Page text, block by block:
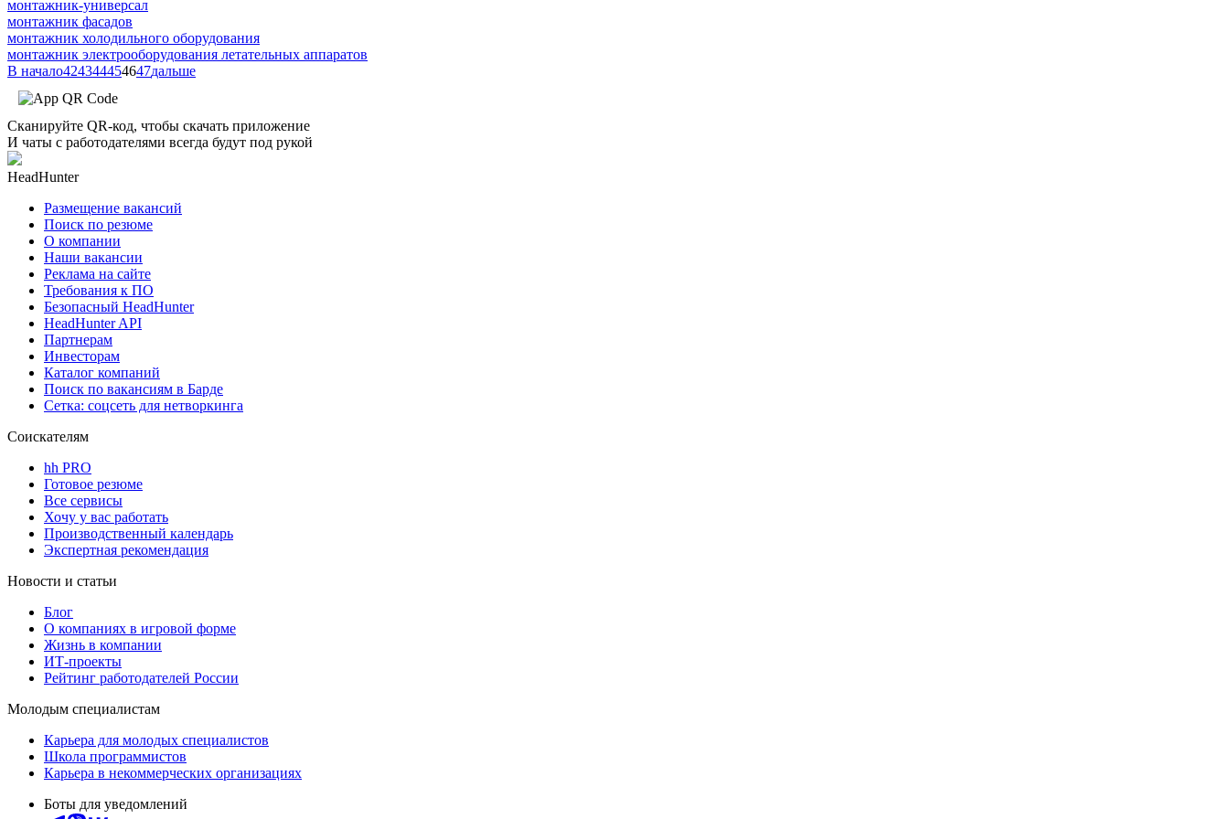
монтажник-универсал
монтажник фасадов
монтажник холодильного оборудования
монтажник электрооборудования летательных аппаратов
В начало424344454647дальше
Сканируйте QR-код, чтобы скачать приложение
И чаты с работодателями всегда будут под рукой
HeadHunter
Размещение вакансий
Поиск по резюме
О компании
Наши вакансии
Реклама на сайте
Требования к ПО
Безопасный HeadHunter
HeadHunter API
Партнерам
Инвесторам
Каталог компаний
Поиск по вакансиям в Барде
Сетка: соцсеть для нетворкинга
Соискателям
hh PRO
Готовое резюме
Все сервисы
Хочу у вас работать
Производственный календарь
Экспертная рекомендация
Новости и статьи
Блог
О компаниях в игровой форме
Жизнь в компании
ИТ-проекты
Рейтинг работодателей России
Молодым специалистам
Карьера для молодых специалистов
Школа программистов
Карьера в некоммерческих организациях
Боты для уведомлений